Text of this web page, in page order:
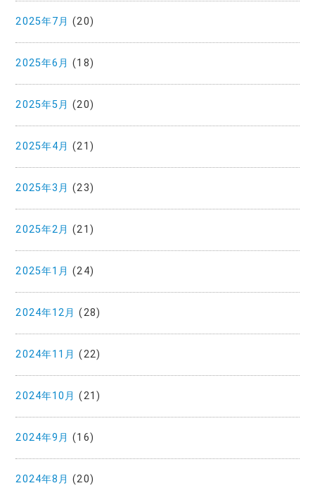
2025年7月 (20)
2025年6月 (18)
2025年5月 (20)
2025年4月 (21)
2025年3月 (23)
2025年2月 (21)
2025年1月 (24)
2024年12月 (28)
2024年11月 (22)
2024年10月 (21)
2024年9月 (16)
2024年8月 (20)